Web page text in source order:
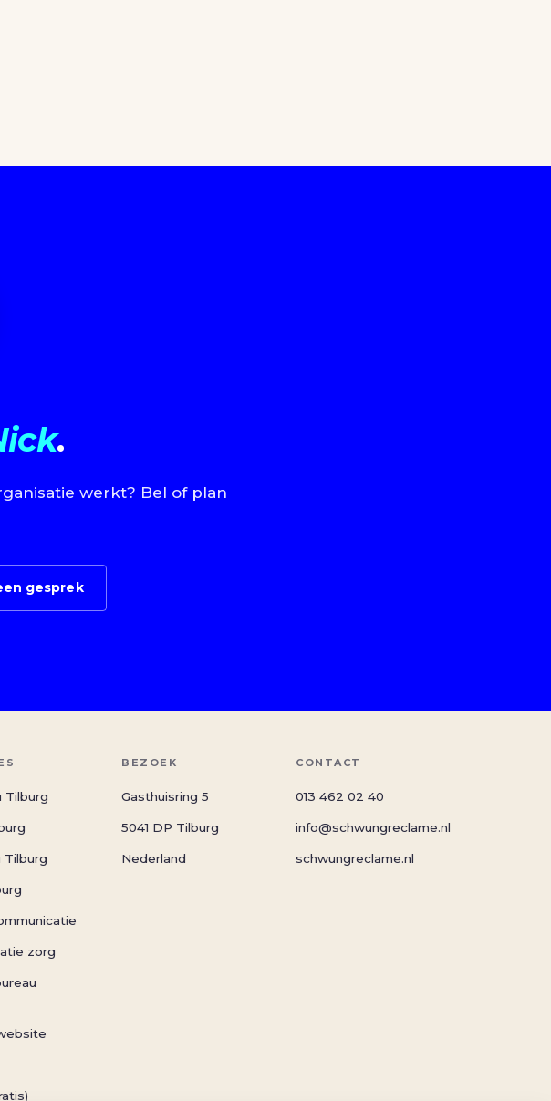
.
werkt? Bel of plan
gesprek
Tilburg
Tilburg
zorg
BEZOEK
Gasthuisring 5
5041 DP Tilburg
Nederland
CONTACT
013 462 02 40
info@schwungreclame.nl
schwungreclame.nl